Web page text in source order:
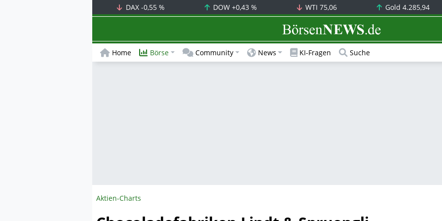
DAX -0,55 % DOW+0,43 % WTI75,06 Gold4.285,94
BörsenNEWS.de
Home Börse Community News KI-Fragen Suche
Aktien-Charts